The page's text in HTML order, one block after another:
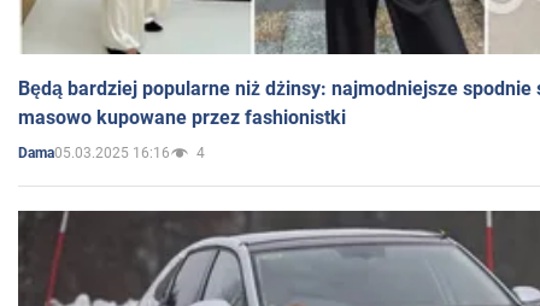
Będą bardziej popularne niż dżinsy: najmodniejsze spodnie
masowo kupowane przez fashionistki
Dama05.03.2025 16:16 4